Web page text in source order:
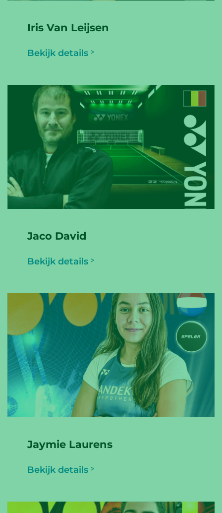
Iris Van Leijsen
Bekijk details
Jaco David
Bekijk details
Jaymie Laurens
Bekijk details